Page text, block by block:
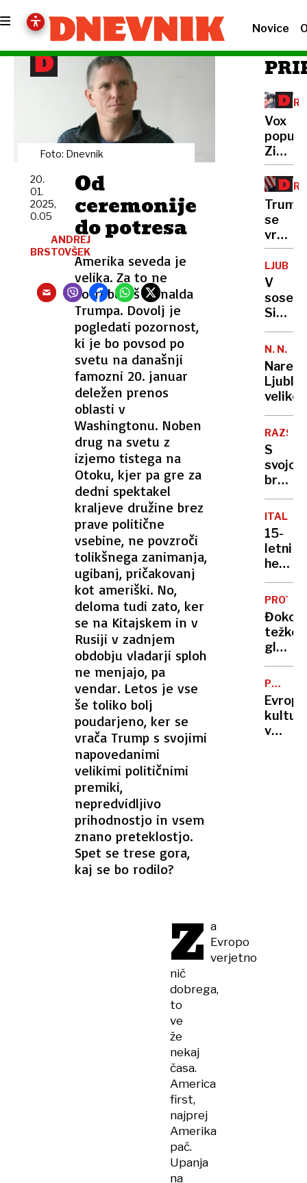
Novice
Foto: Dnevnik
Od
ceremonije
do potresa
Amerika seveda je
velika. Za to ne
potrebuješ Donalda
Trumpa. Dovolj je
pogledati pozornost,
ki je bo povsod po
svetu na današnji
famozni 20. januar
deležen prenos
oblasti v
Washingtonu. Noben
drug na svetu z
izjemo tistega na
Otoku, kjer pa gre za
dedni spektakel
kraljeve družine brez
prave politične
vsebine, ne povzroči
tolikšnega zanimanja,
ugibanj, pričakovanj
kot ameriški. No,
deloma tudi zato, ker
se na Kitajskem in v
Rusiji v zadnjem
obdobju vladarji sploh
ne menjajo, pa
vendar. Letos je vse
še toliko bolj
poudarjeno, ker se
vrača Trump s svojimi
napovedanimi
velikimi političnimi
premiki,
nepredvidljivo
prihodnostjo in vsem
znano preteklostjo.
Spet se trese gora,
kaj se bo rodilo?
20.
01.
2025,
0.05
ANDREJ
BRSTOVŠEK
Z a
Evropo
verjetno
nič
dobrega,
to
ve
že
nekaj
časa.
America
first,
najprej
Amerika
pač.
Upanja
na
Vox
populi:
Zima
in
Trump
se
vrača,
že
prvi
dan
V
Sibirija
med
in
N. N.
veliko
S
svojo
bradljo
na
igre
ITALIJA
15-
letni
heker
za
šalo
po
težko
gleda
nasilje
v
Srbiji:
To je
poraz
naše
v